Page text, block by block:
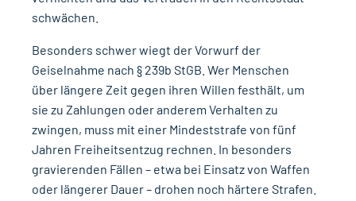
schwächen.
Besonders schwer wiegt der Vorwurf der
Geiselnahme nach § 239b StGB. Wer Menschen
über längere Zeit gegen ihren Willen festhält, um
sie zu Zahlungen oder anderem Verhalten zu
zwingen, muss mit einer Mindeststrafe von fünf
Jahren Freiheitsentzug rechnen. In besonders
gravierenden Fällen – etwa bei Einsatz von Waffen
oder längerer Dauer – drohen noch härtere Strafen.